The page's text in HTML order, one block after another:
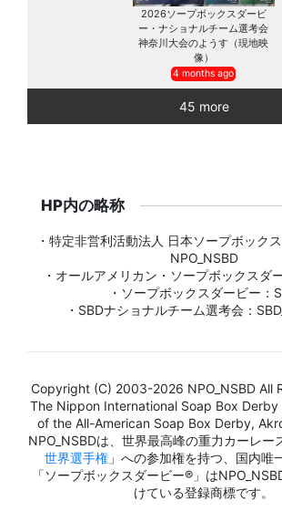
2026ソープボックスダービ
ー・ナショナルチーム選考会
神奈川大会のようす（現地映
像）
4 months ago
45 more
HP内の略称
・特定非営利活動法人 日本ソープボック
NPO_NSBD
・オールアメリカン・ソープボックスダ
・ソープボックスダービー：
・SBDナショナルチーム選考会：
Copyright (C) 2003-2026 NPO_NSBD All
The Nippon International Soap Box
of the All-American Soap Box Derby,
NPO_NSBDは、世界最高峰の重力カーレー
世界選手権 」への参加権を持つ、国内唯
「ソープボックスダービー®」は
けている登録商標です。